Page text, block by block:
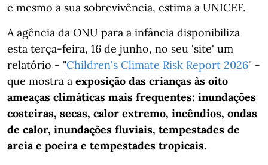
e mesmo a sua sobrevivência, estima a UNICEF.
A agência da ONU para a infância disponibiliza
esta terça-feira, 16 de junho, no seu 'site' um
relatório - "Children's Climate Risk Report 2026" -
que mostra a exposição das crianças às oito
ameaças climáticas mais frequentes: inundações
costeiras, secas, calor extremo, incêndios, ondas
de calor, inundações fluviais, tempestades de
areia e poeira e tempestades tropicais.